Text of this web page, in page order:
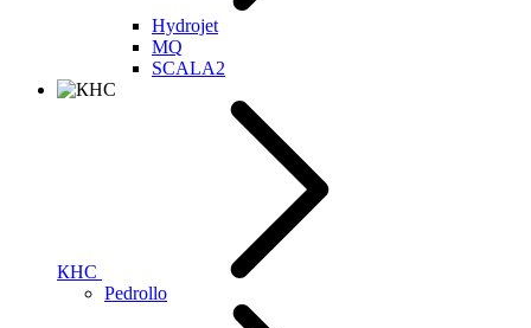
Hydrojet
MQ
SCALA2
КНС
Pedrollo